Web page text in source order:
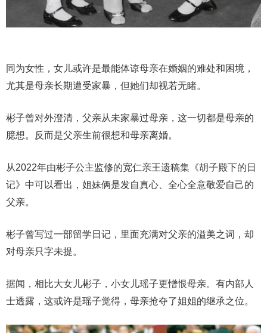
同为女性，女儿或许是最能体谅母亲在婚姻的难处和困境，
尤其是母亲长期遭受家暴，但她们却视若无睹。
彬子曾对外澄清，父亲从未家暴过母亲，这一切都是母亲的
臆想。反而是父亲生前很想和母亲离婚。
从2022年由彬子公主监修的宽仁亲王遗稿集《胡子殿下的日
记》中可以看出，姐妹俩是发自真心、全心全意敬爱自己的
父亲。
彬子曾写过一部留学日记，里面充满对父亲的溢美之词，却
对母亲只字未提。
据闻，相比大女儿彬子，小女儿瑶子更憎恨母亲。有内部人
士透露，这或许是瑶子觉得，母亲抢夺了姐姐的继承之位。